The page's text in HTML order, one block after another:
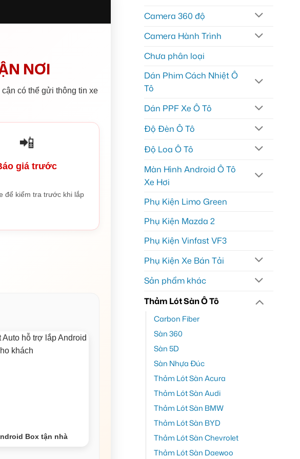
NƠI
có thể gửi thông tin xe
📲
giá trước
để kiểm tra trước khi lắp
Box tận nhà
Camera 360 độ
Camera Hành Trình
Chưa phân loại
Dán Phim Cách Nhiệt Ô
Tô
Dán PPF Xe Ô Tô
Độ Đèn Ô Tô
Độ Loa Ô Tô
Màn Hình Android Ô Tô
Xe Hơi
Phụ Kiện Limo Green
Phụ Kiện Mazda 2
Phụ Kiện Vinfast VF3
Phụ Kiện Xe Bán Tải
Sản phẩm khác
Thảm Lót Sàn Ô Tô
Carbon Fiber
Sàn 360
Sàn 5D
Sàn Nhựa Đúc
Thảm Lót Sàn Acura
Thảm Lót Sàn Audi
Thảm Lót Sàn BMW
Thảm Lót Sàn BYD
Thảm Lót Sàn Chevrolet
Thảm Lót Sàn Daewoo